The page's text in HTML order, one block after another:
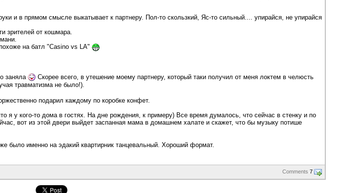
и в прямом смысле выкатывает к партнеру. Пол-то скользкий, Яс-то сильный.... упирайся, не упирайся
зрителей от кошмара.
на батл "Casino vs LA"
заняла
Скорее всего, в утешение моему партнеру, который таки получил от меня локтем в челюсть
травматизма не было!).
подарил каждому по коробке конфет.
кого-то дома в гостях. На дне рождения, к примеру) Все время думалось, что сейчас в стенку и по
вот из этой двери выйдет заспанная мама в домашнем халате и скажет, что бы музыку потише
было именно на эдакий квартирник танцевальный. Хороший формат.
Comments 7